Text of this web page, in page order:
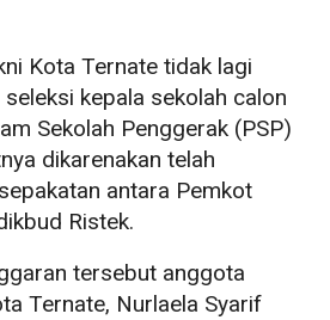
Kota Ternate tidak lagi
kepala sekolah calon
Sekolah Penggerak (PSP)
dikarenakan telah
antara Pemkot
Ristek.
tersebut anggota
Ternate, Nurlaela Syarif